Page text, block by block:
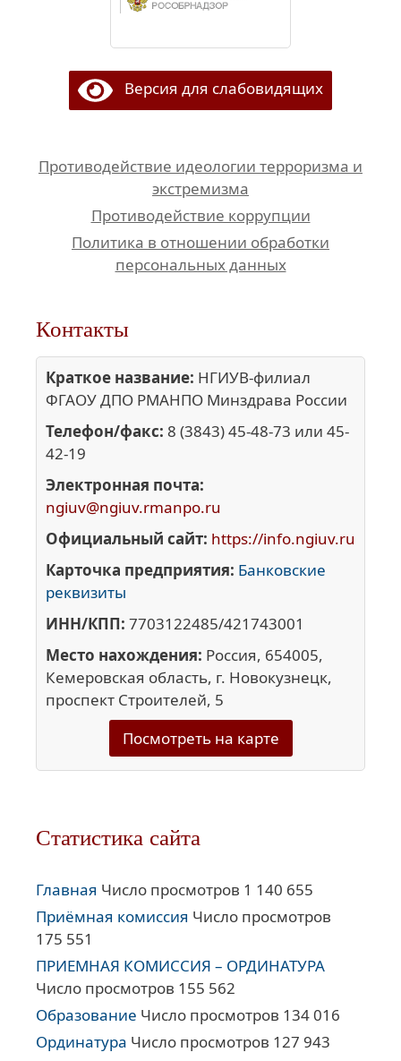
Версия для слабовидящих
Противодействие идеологии терроризма и
экстремизма
Противодействие коррупции
Политика в отношении обработки
персональных данных
Контакты
Краткое название: НГИУВ-филиал
ФГАОУ ДПО РМАНПО Минздрава России
Телефон/факс: 8 (3843) 45-48-73 или 45-
42-19
Электронная почта:
ngiuv@ngiuv.rmanpo.ru
Официальный сайт: https://info.ngiuv.ru
Карточка предприятия: Банковские
реквизиты
ИНН/КПП: 7703122485/421743001
Место нахождения: Россия, 654005,
Кемеровская область, г. Новокузнецк,
проспект Строителей, 5
Посмотреть на карте
Статистика сайта
Главная Число просмотров 1 140 655
Приёмная комиссия Число просмотров
175 551
ПРИЕМНАЯ КОМИССИЯ – ОРДИНАТУРА
Число просмотров 155 562
Образование Число просмотров 134 016
Ординатура Число просмотров 127 943